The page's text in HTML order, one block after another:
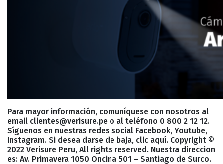
Para mayor información, comuníquese con nosotros al
email clientes@verisure.pe o al teléfono 0 800 2 12 12.
Síguenos en nuestras redes social Facebook, Youtube,
Instagram. Si desea darse de baja, clic aquí. Copyright ©
2022 Verisure Peru, All rights reserved. Nuestra direccion
es: Av. Primavera 1050 Oncina 501 – Santiago de Surco.